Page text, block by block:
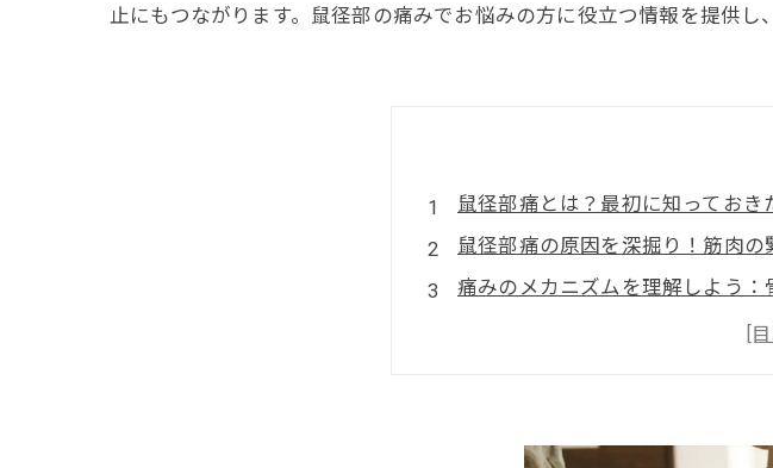
止にもつながります。鼠径部の痛みでお悩みの方に役立つ情報を提供し
鼠径部痛とは？最初に知ってお
鼠径部痛の原因を深掘り！筋肉
痛みのメカニズムを理解しよう：
整体治療でどう改善できる？筋
まとめ：鼠径部痛を克服し、快